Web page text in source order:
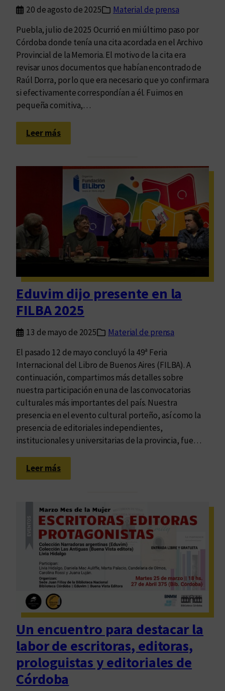
i
l
e
q
u
e
s
e
e
s
c
i
i
d
a
s
d
e
D
o
u
e
d
o
n
e
x
p
a
s
i
ó
n
20 de agosto de 2025
Material de prensa
Puebla, julio de 2025 Ocurrió en mi último paso por
Córdoba donde tenía una cita acordada en el Archivo
Provincial de la Memoria. El motivo de la cita era
revisar unos documentos que habían encontrado de
Raúl Dorra, por lo que era necesario que yo confirmara
si efectivamente correspondían a él. Fuimos en
pequeña comitiva,…
Leer más:
F
t
e
h
v
o
Eduvim dijo presente en la
FILBA 2025
13 de mayo de 2025
Material de prensa
El pasado 12 de mayo concluyó la 49ª Feria
Internacional del Libro de Buenos Aires (FILBA). A
continuación, compartimos más detalles sobre
nuestra participación en una de las convocatorias
culturales más importantes del país. Nuestra
presencia en el evento cultural porteño, así como la
presencia de editoriales independientes,
institucionales y universitarias de la provincia, fue…
Leer más:
E
u
v
i
m
d
i
j
p
r
e
s
e
n
t
Un encuentro para destacar la
labor de escritoras, editoras,
prologuistas y editoriales de
Córdoba